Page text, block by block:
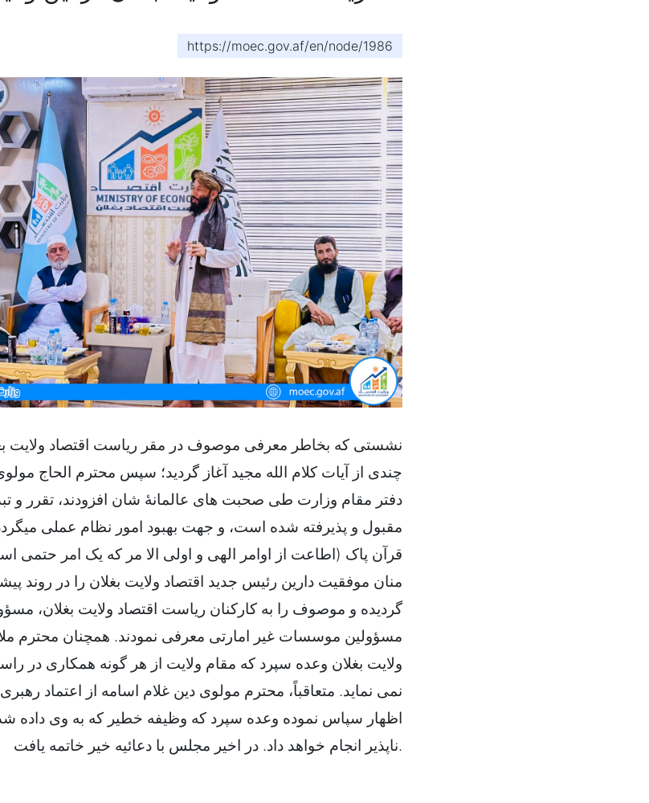
https://moec.gov.af/en/node/1986
نشستی که بخاطر معرفی موصوف در مقر ریاست اقتصاد ولایت
چندی از آیات کلام الله مجید آغاز گردید؛ سپس محترم الحاج
دفتر مقام وزارت طی صحبت های عالمانۀ شان افزودند، تقرر و
مقبول و پذیرفته شده است، و جهت بهبود امور نظام عملی
قرآن پاک (اطاعت از اوامر الهی و اولی الا مر که یک امر حتمی
منان موفقیت دارین رئیس جدید اقتصاد ولایت بغلان را در روند
گردیده و موصوف را به کارکنان ریاست اقتصاد ولایت بغلان،
مسؤولین موسسات غیر امارتی معرفی نمودند. همچنان محترم
ولایت بغلان وعده سپرد که مقام ولایت از هر گونه همکاری در
نمی نماید. متعاقباً، محترم مولوی دین غلام اسامه از اعتماد
اظهار سپاس نموده وعده سپرد که وظیفه خطیر که به وی
ناپذیر انجام خواهد داد. در اخیر مجلس با دعائیه خیر خاتمه یافت.